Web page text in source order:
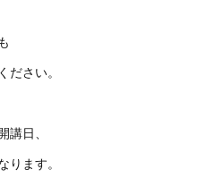
ださい。
講日、
ります。